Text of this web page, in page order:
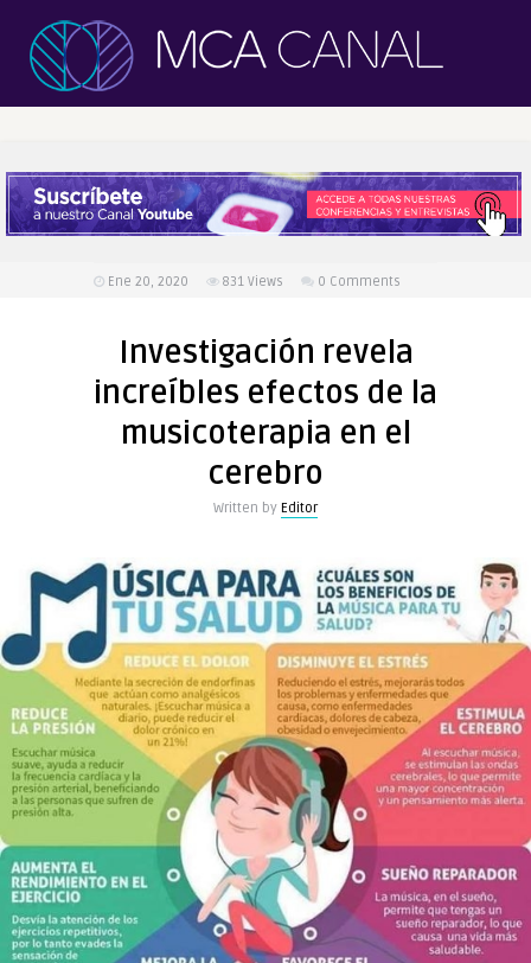
Ene 20, 2020 831 Views 0 Comments
Investigación revela
increíbles efectos de la
musicoterapia en el
cerebro
Written by Editor